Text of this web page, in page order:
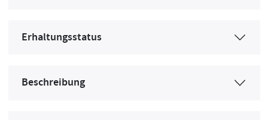
Erhaltungsstatus
Beschreibung